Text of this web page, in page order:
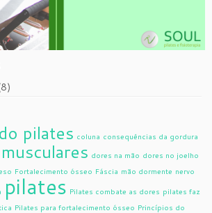
pilates coluna consequências da gordura
dores na mão dores no joelho
Fortalecimento ósseo Fáscia mão dormente nervo
pilates Pilates combate as dores pilates faz
Pilates para fortalecimento ósseo Princípios do